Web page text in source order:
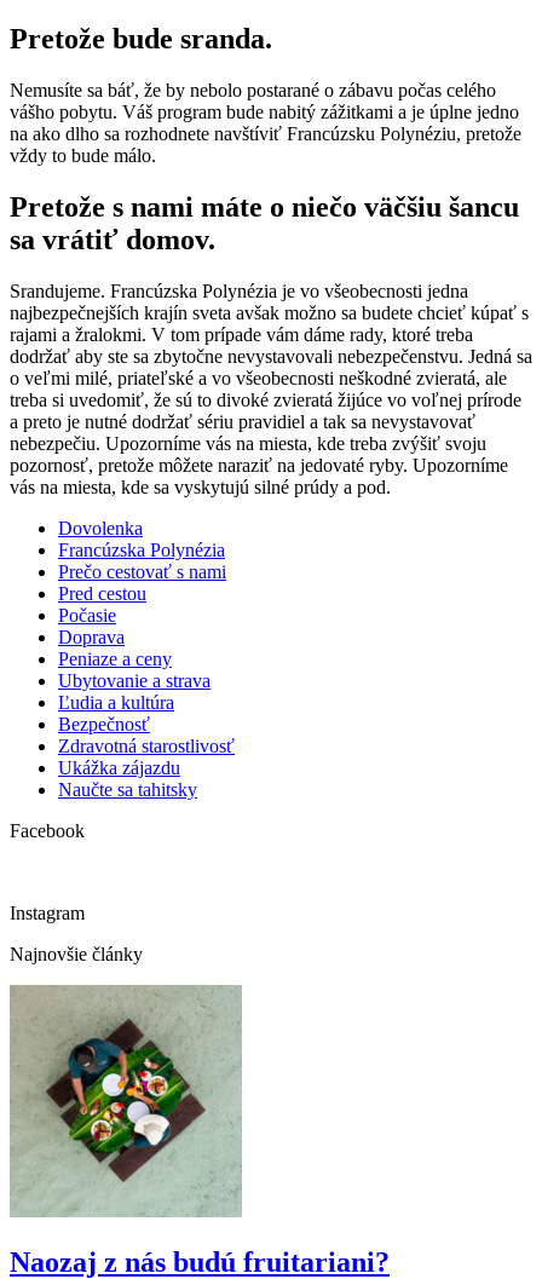
Pretože bude sranda.
Nemusíte sa báť, že by nebolo postarané o zábavu počas celého
vášho pobytu. Váš program bude nabitý zážitkami a je úplne jedno
na ako dlho sa rozhodnete navštíviť Francúzsku Polynéziu, pretože
vždy to bude málo.
Pretože s nami máte o niečo väčšiu šancu
sa vrátiť domov.
Srandujeme. Francúzska Polynézia je vo všeobecnosti jedna
najbezpečnejších krajín sveta avšak možno sa budete chcieť kúpať s
rajami a žralokmi. V tom prípade vám dáme rady, ktoré treba
dodržať aby ste sa zbytočne nevystavovali nebezpečenstvu. Jedná sa
o veľmi milé, priateľské a vo všeobecnosti neškodné zvieratá, ale
treba si uvedomiť, že sú to divoké zvieratá žijúce vo voľnej prírode
a preto je nutné dodržať sériu pravidiel a tak sa nevystavovať
nebezpečiu. Upozorníme vás na miesta, kde treba zvýšiť svoju
pozornosť, pretože môžete naraziť na jedovaté ryby. Upozorníme
vás na miesta, kde sa vyskytujú silné prúdy a pod.
Dovolenka
Francúzska Polynézia
Prečo cestovať s nami
Pred cestou
Počasie
Doprava
Peniaze a ceny
Ubytovanie a strava
Ľudia a kultúra
Bezpečnosť
Zdravotná starostlivosť
Ukážka zájazdu
Naučte sa tahitsky
Facebook
Instagram
Najnovšie články
Naozaj z nás budú fruitariani?